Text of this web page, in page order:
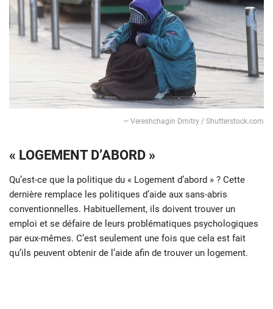
— Vereshchagin Dmitry / Shutterstock.com
« LOGEMENT D’ABORD »
Qu’est-ce que la politique du « Logement d’abord » ? Cette
dernière remplace les politiques d’aide aux sans-abris
conventionnelles. Habituellement, ils doivent trouver un
emploi et se défaire de leurs problématiques psychologiques
par eux-mêmes. C’est seulement une fois que cela est fait
qu’ils peuvent obtenir de l’aide afin de trouver un logement.